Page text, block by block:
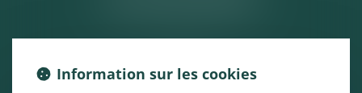
Information sur les cookies